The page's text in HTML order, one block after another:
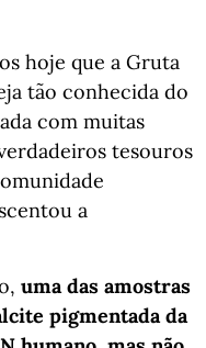
hoje que a Gruta
tão conhecida do
com muitas
tesouros
a
uma das amostras
pigmentada da